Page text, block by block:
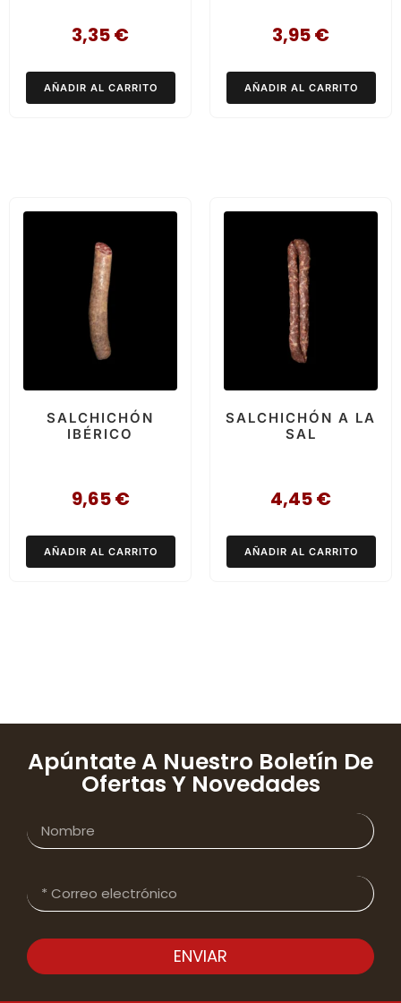
3,35€
AÑADIR AL CARRITO
3,95€
AÑADIR AL CARRITO
SALCHICHÓN
IBÉRICO
9,65€
AÑADIR AL CARRITO
SALCHICHÓN A LA
SAL
4,45€
AÑADIR AL CARRITO
Apúntate A Nuestro Boletín De
Ofertas Y Novedades
ENVIAR